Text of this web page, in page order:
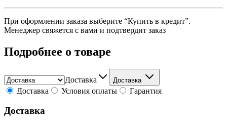
При оформлении заказа выберите “Купить в кредит”.
Менеджер свяжется с вами и подтвердит заказ
Подробнее о товаре
Доставка Доставка
Доставка Условия оплаты Гарантия
Доставка